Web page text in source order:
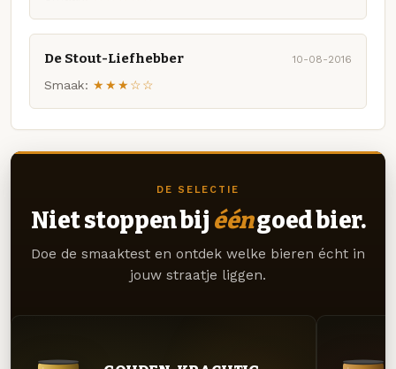
De Stout-Liefhebber 10-08-2016
Smaak: ★★★☆☆
DE SELECTIE
Niet stoppen bij ééngoed bier.
Doe de smaaktest en ontdek welke bieren écht in
jouw straatje liggen.